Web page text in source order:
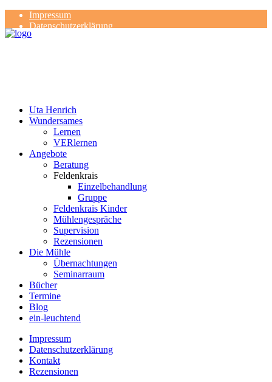
Impressum
Datenschutzerklärung
Kontakt
Uta Henrich
Wundersames
Lernen
VERlernen
Angebote
Beratung
Feldenkrais
Einzelbehandlung
Gruppe
Feldenkrais Kinder
Mühlengespräche
Supervision
Rezensionen
Die Mühle
Übernachtungen
Seminarraum
Bücher
Termine
Blog
ein-leuchtend
Impressum
Datenschutzerklärung
Kontakt
Rezensionen